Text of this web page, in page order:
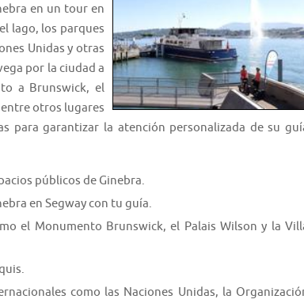
en un tour en
lago, los parques
Unidas y otras
por la ciudad a
a Brunswick, el
otros lugares
para garantizar la atención personalizada de su
públicos de Ginebra.
en Segway con tu guía.
el Monumento Brunswick, el Palais Wilson y la
como las Naciones Unidas, la